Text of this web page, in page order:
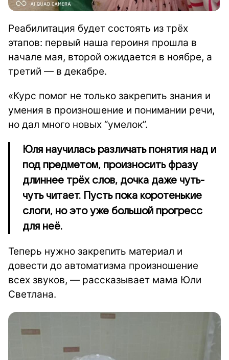
Реабилитация будет состоять из трёх
этапов: первый наша героиня прошла в
начале мая, второй ожидается в ноябре, а
третий — в декабре.
«Курс помог не только закрепить знания и
умения в произношение и понимании речи,
но дал много новых “умелок”.
Юля научилась различать понятия над и
под предметом, произносить фразу
длиннее трёх слов, дочка даже чуть-
чуть читает. Пусть пока коротенькие
слоги, но это уже большой прогресс
для неё.
Теперь нужно закрепить материал и
довести до автоматизма произношение
всех звуков, — рассказывает мама Юли
Светлана.